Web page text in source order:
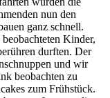
nun den
ganz schnell.
Kinder,
durften. Der
und wir
beobachten zu
zum Frühstück.